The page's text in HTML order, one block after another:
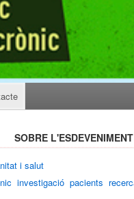
SOBRE L'ESDEVENIMENT
i salut
investigació pacients